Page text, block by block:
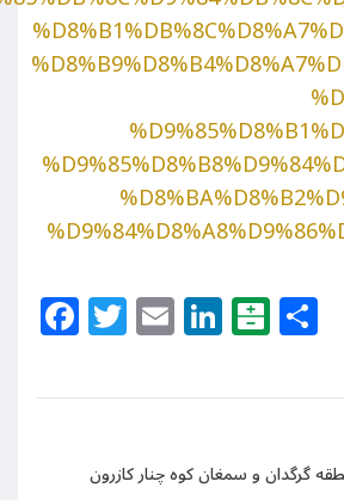
Facebook
Twitter
Email
گرگدان و سمغان کوه چنار کازرون